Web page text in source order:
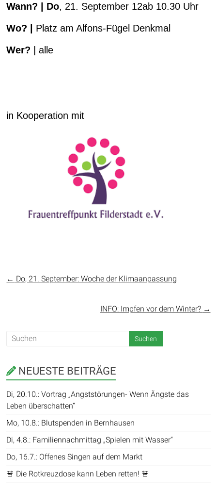
Wann? | Do, 21. September 12ab 10.30 Uhr
Wo? | Platz am Alfons-Fügel Denkmal
Wer? | alle
in Kooperation mit
← Do, 21. September: Woche der Klimaanpassung
INFO: Impfen vor dem Winter? →
NEUESTE BEITRÄGE
Di, 20.10.: Vortrag „Angststörungen- Wenn Ängste das
Leben überschatten“
Mo, 10.8.: Blutspenden in Bernhausen
Di, 4.8.: Familiennachmittag „Spielen mit Wasser“
Do, 16.7.: Offenes Singen auf dem Markt
🚨 Die Rotkreuzdose kann Leben retten! 🚨